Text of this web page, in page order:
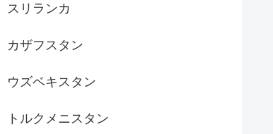
スリランカ
カザフスタン
ウズベキスタン
トルクメニスタン